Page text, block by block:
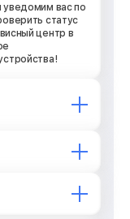
уведомим вас по
статус
центр в